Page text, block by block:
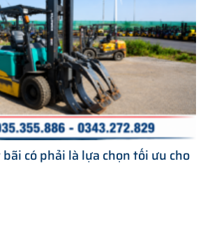
có phải là lựa chọn tối ưu cho